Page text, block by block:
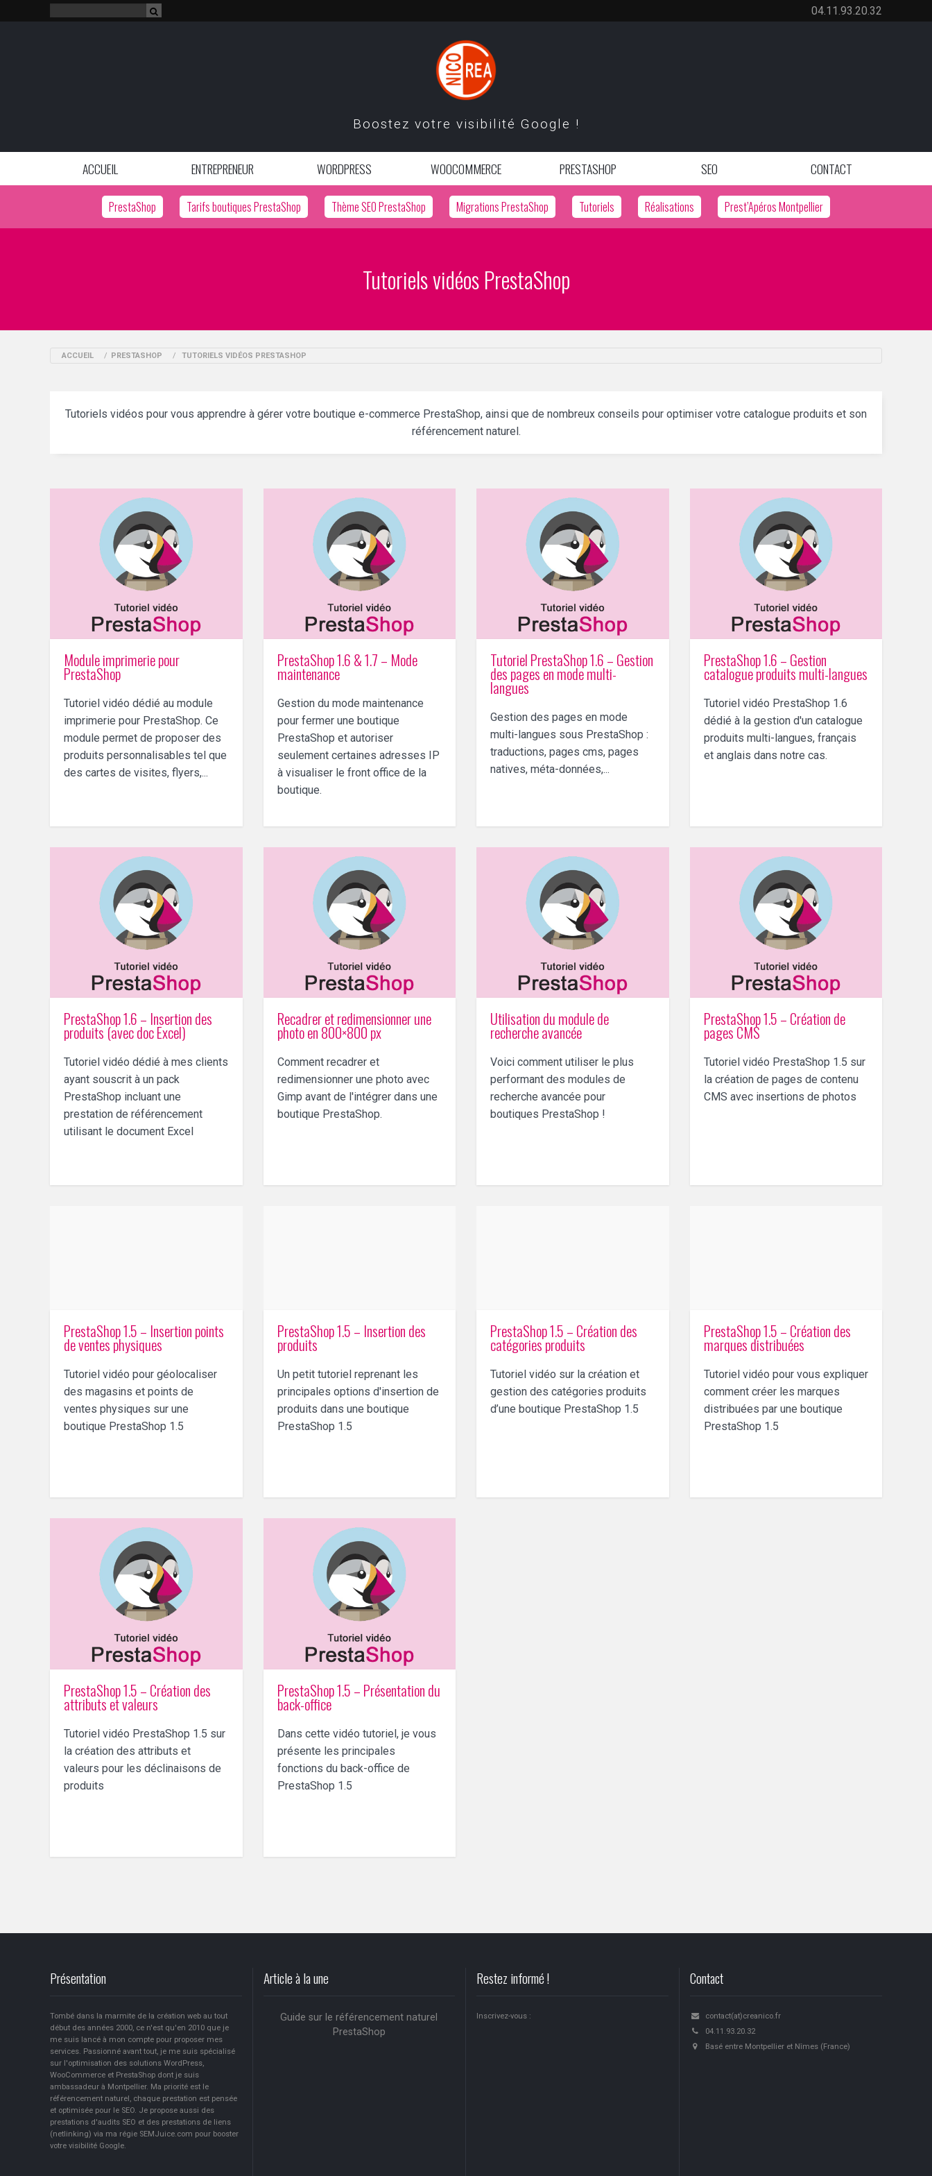
04.11.93.20.32
Boostez votre visibilité Google !
ACCUEIL ENTREPRENEUR WORDPRESS WOOCOMMERCE PRESTASHOP SEO CONTACT
PrestaShop Tarifs boutiques PrestaShop Thème SEO PrestaShop Migrations PrestaShop Tutoriels Réalisations Prest’Apéros Montpellier
Tutoriels vidéos PrestaShop
ACCUEIL / PRESTASHOP / TUTORIELS VIDÉOS PRESTASHOP
Tutoriels vidéos pour vous apprendre à gérer votre boutique e-commerce PrestaShop, ainsi que de nombreux conseils pour optimiser votre catalogue produits et son
référencement naturel.
Module imprimerie pour
PrestaShop
Tutoriel vidéo dédié au module
imprimerie pour PrestaShop. Ce
module permet de proposer des
produits personnalisables tel que
des cartes de visites, flyers,...
PrestaShop 1.6 & 1.7 – Mode
maintenance
Gestion du mode maintenance
pour fermer une boutique
PrestaShop et autoriser
seulement certaines adresses IP
à visualiser le front office de la
boutique.
Tutoriel PrestaShop 1.6 – Gestion
des pages en mode multi-
langues
Gestion des pages en mode
multi-langues sous PrestaShop :
traductions, pages cms, pages
natives, méta-données,...
PrestaShop 1.6 – Gestion
catalogue produits multi-langues
Tutoriel vidéo PrestaShop 1.6
dédié à la gestion d'un catalogue
produits multi-langues, français
et anglais dans notre cas.
PrestaShop 1.6 – Insertion des
produits (avec doc Excel)
Tutoriel vidéo dédié à mes clients
ayant souscrit à un pack
PrestaShop incluant une
prestation de référencement
utilisant le document Excel
Recadrer et redimensionner une
photo en 800×800 px
Comment recadrer et
redimensionner une photo avec
Gimp avant de l'intégrer dans une
boutique PrestaShop.
Utilisation du module de
recherche avancée
Voici comment utiliser le plus
performant des modules de
recherche avancée pour
boutiques PrestaShop !
PrestaShop 1.5 – Création de
pages CMS
Tutoriel vidéo PrestaShop 1.5 sur
la création de pages de contenu
CMS avec insertions de photos
PrestaShop 1.5 – Insertion points
de ventes physiques
Tutoriel vidéo pour géolocaliser
des magasins et points de
ventes physiques sur une
boutique PrestaShop 1.5
PrestaShop 1.5 – Insertion des
produits
Un petit tutoriel reprenant les
principales options d'insertion de
produits dans une boutique
PrestaShop 1.5
PrestaShop 1.5 – Création des
catégories produits
Tutoriel vidéo sur la création et
gestion des catégories produits
d’une boutique PrestaShop 1.5
PrestaShop 1.5 – Création des
marques distribuées
Tutoriel vidéo pour vous expliquer
comment créer les marques
distribuées par une boutique
PrestaShop 1.5
PrestaShop 1.5 – Création des
attributs et valeurs
Tutoriel vidéo PrestaShop 1.5 sur
la création des attributs et
valeurs pour les déclinaisons de
produits
PrestaShop 1.5 – Présentation du
back-office
Dans cette vidéo tutoriel, je vous
présente les principales
fonctions du back-office de
PrestaShop 1.5
Présentation
Tombé dans la marmite de la création web au tout
début des années 2000, ce n'est qu'en 2010 que je
me suis lancé à mon compte pour proposer mes
services. Passionné avant tout, je me suis spécialisé
sur l'optimisation des solutions WordPress,
WooCommerce et PrestaShop dont je suis
ambassadeur à Montpellier. Ma priorité est le
référencement naturel, chaque prestation est pensée
et optimisée pour le SEO. Je propose aussi des
prestations d'audits SEO et des prestations de liens
(netlinking) via ma régie SEMJuice.com pour booster
votre visibilité Google.
Article à la une
Guide sur le référencement naturel
PrestaShop
Restez informé !
Inscrivez-vous :
Contact
contact(at)creanico.fr
04.11.93.20.32
Basé entre Montpellier et Nîmes (France)